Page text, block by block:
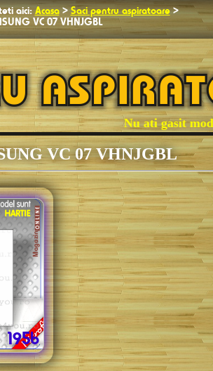
aici: Acasa> Saci pentru aspiratoare>
VC 07 VHNJGBL
Nu ati gasit modelul
VC 07 VHNJGBL
195b